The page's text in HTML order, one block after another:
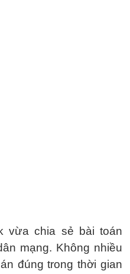
vừa chia sẻ bài toán
mạng. Không nhiều
đúng trong thời gian